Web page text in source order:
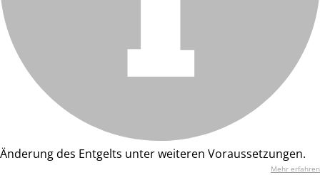
Änderung des Entgelts unter weiteren Voraussetzungen.
Mehr erfahren